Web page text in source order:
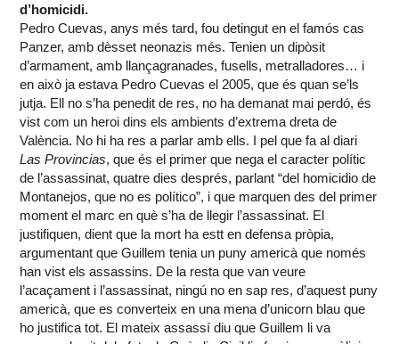
d’homicidi.
Pedro Cuevas, anys més tard, fou detingut en el famós cas
Panzer, amb dèsset neonazis més. Tenien un dipòsit
d’armament, amb llançagranades, fusells, metralladores… i
en això ja estava Pedro Cuevas el 2005, que és quan se’ls
jutja. Ell no s’ha penedit de res, no ha demanat mai perdó, és
vist com un heroi dins els ambients d’extrema dreta de
València. No hi ha res a parlar amb ells. I pel que fa al diari
Las Provincias, que és el primer que nega el caracter polític
de l’assassinat, quatre dies després, parlant “del homicidio de
Montanejos, que no es político”, i que marquen des del primer
moment el marc en què s’ha de llegir l’assassinat. El
justifiquen, dient que la mort ha estt en defensa pròpia,
argumentant que Guillem tenia un puny americà que només
han vist els assassins. De la resta que van veure
l’acaçament i l’assassinat, ningú no en sap res, d’aquest puny
americà, que es converteix en una mena d’unicorn blau que
ho justifica tot. El mateix assassí diu que Guillem li va